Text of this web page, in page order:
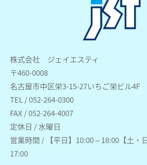
株式会社 ジェイエスティ
〒460-0008
名古屋市中区栄3-15-27いちご栄ビル4F
TEL / 052-264-0300
FAX / 052-264-4007
定休日 / 水曜日
営業時間 / 【平日】10:00～18:00【土・
17:00